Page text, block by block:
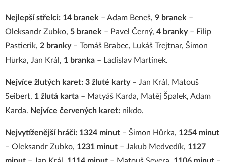
Nejlepší střelci: 14 branek – Adam Beneš, 9 branek –
Oleksandr Zubko, 5 branek – Pavel Černý, 4 branky– Filip
Pastierik, 2 branky– Tomáš Brabec, Lukáš Trejtnar, Šimon
Hůrka, Jan Král, 1 branka – Ladislav Martinek.
Nejvíce žlutých karet: 3 žluté karty – Jan Král, Matouš
Seibert, 1 žlutá karta – Matyáš Karda, Matěj Špalek, Adam
Karda. Nejvíce červených karet: nikdo.
Nejvytíženější hráči: 1324 minut – Šimon Hůrka, 1254 minut
– Oleksandr Zubko, 1231 minut – Jakub Medvedík, 1127